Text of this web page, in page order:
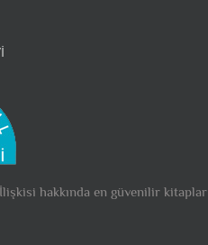
hakkında en güvenilir kitaplar